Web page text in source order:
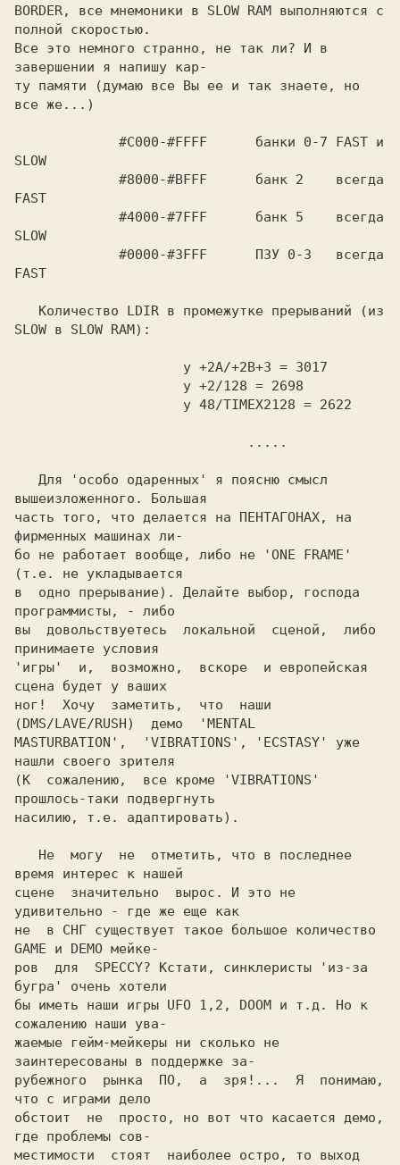
BORDER, все мнемоники в SLOW RAM выполняются с
полной скоростью.
Все это немного странно, не так ли? И в
завершении я напишу кар-
ту памяти (думаю все Вы ее и так знаете, но
все же...)
SLOW
FAST
SLOW
FAST
SLOW в SLOW RAM):
вышеизложенного. Большая
часть того, что делается на ПЕНТАГОНАХ, на
фирменных машинах ли-
бо не работает вообще, либо не 'ONE FRAME'
(т.е. не укладывается
в  одно прерывание). Делайте выбор, господа
программисты, - либо
вы  довольствуетесь  локальной  сценой,  либо
принимаете условия
'игры'  и,  возможно,  вскоре  и европейская
сцена будет у ваших
ног!  Хочу  заметить,  что  наши
(DMS/LAVE/RUSH)  демо  'MENTAL
MASTURBATION',  'VIBRATIONS', 'ECSTASY' уже
нашли своего зрителя
(К  сожалению,  все кроме 'VIBRATIONS'
прошлось-таки подвергнуть
насилию, т.е. адаптировать).
время интерес к нашей
сцене  значительно  вырос. И это не
удивительно - где же еще как
не  в СНГ существует такое большое количество
GAME и DEMO мейке-
ров  для  SPECCY? Кстати, синклеристы 'из-за
бугра' очень хотeли
бы иметь наши игры UFO 1,2, DOOM и т.д. Но к
сожалению наши ува-
жаемые гейм-мейкеры ни сколько не
заинтересованы в поддержке за-
рубежного  рынка  ПО,  а  зря!...  Я  понимаю,
что с играми дело
обстоит  не  просто, но вот что касается демо,
где проблемы сов-
местимости  стоят  наиболее остро, то выход